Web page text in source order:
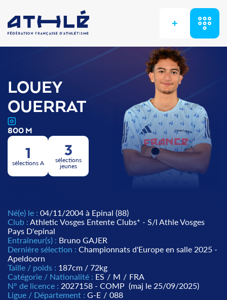
+
LOUEY
OUERRAT
800 M
1
sélections A
3
sélections
jeunes
Né(e) le : 04/11/2004 à Epinal (88)
Club : Athletic Vosges Entente Clubs* - S/l Athle Vosges
Pays D'epinal
Entraîneur(s) : Bruno GAJER
Dernière sélection : Championnats d'Europe en salle 2025 -
Apeldoorn
Taille / poids : 187cm / 72kg
Catégorie / Nationalité : ES / M / FRA
N° de licence : 2027158 - COMP (maj le 25/09/2025)
Ligue / Département : G-E / 088